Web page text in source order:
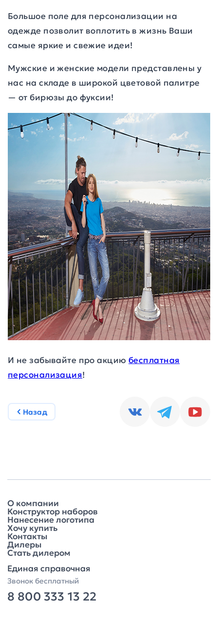
Большое поле для персонализации на
одежде позволит воплотить в жизнь Ваши
самые яркие и свежие идеи!
Мужские и женские модели представлены у
нас на складе в широкой цветовой палитре
— от бирюзы до фуксии!
И не забывайте про акциюбесплатная
персонализация!
Назад
О компании
Конструктор наборов
Нанесение логотипа
Хочу купить
Контакты
Дилеры
Стать дилером
Единая справочная
Звонок бесплатный
8 800 333 13 22